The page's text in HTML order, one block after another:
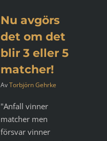
Nu avgörs
det om det
blir 3 eller 5
matcher!
AvTorbjörn Gehrke
"Anfall vinner
matcher men
försvar vinner